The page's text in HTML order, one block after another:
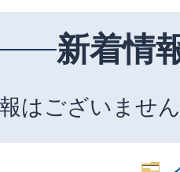
新着情
はございませ